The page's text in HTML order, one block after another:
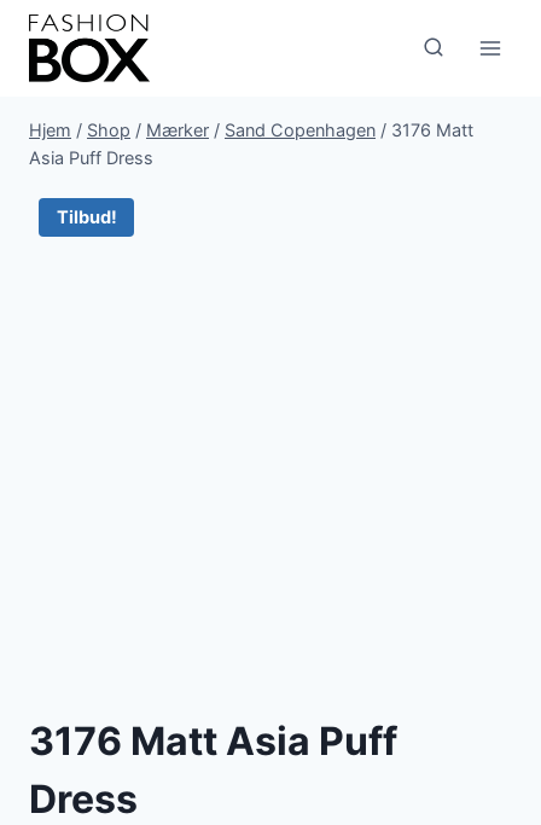
Fortsæt
indhold
Hjem / Shop / Mærker / Sand Copenhagen / 3176 Matt
Asia Puff Dress
Tilbud!
3176 Matt Asia Puff
Dress